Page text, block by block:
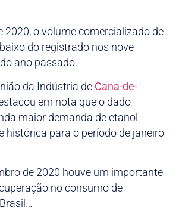
2020, o volume comercializado de
do registrado nos nove
ano passado.
da Indústria de Cana-de-
em nota que o dado
maior demanda de etanol
histórica para o período de janeiro
de 2020 houve um importante
no consumo de